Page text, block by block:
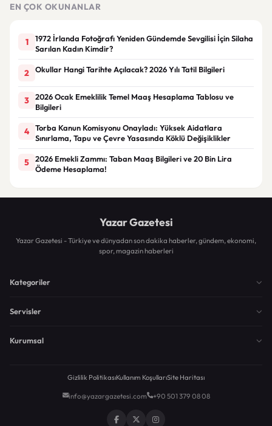
EN ÇOK OKUNANLAR
1
1972 İrlanda Fotoğrafı Yeniden Gündemde Sevgilisi İçin Silaha
Sarılan Kadın Kimdir?
2 Okullar Hangi Tarihte Açılacak? 2026 Yılı Tatil Bilgileri
3
2026 Ocak Emeklilik Temel Maaş Hesaplama Tablosu ve
Bilgileri
4
Torba Kanun Komisyonu Onayladı: Yüksek Aidatlara
Sınırlama, Tapu ve Çevre Yasasında Köklü Değişiklikler
5
2026 Emekli Zammı: Taban Maaş Bilgileri ve 20 Bin Lira
Ödeme Hesaplama!
Yazar Gazetesi
Yazar Gazetesi - Türkiye ve dünyadan son dakika haberler, gündem, ekonomi,
spor, magazin haberleri
Kategoriler
Servisler
Kurumsal
Gizlilik PolitikasıKullanım KoşullarıSite Haritası
info@yazargazetesi.com +90 501 379 08 08